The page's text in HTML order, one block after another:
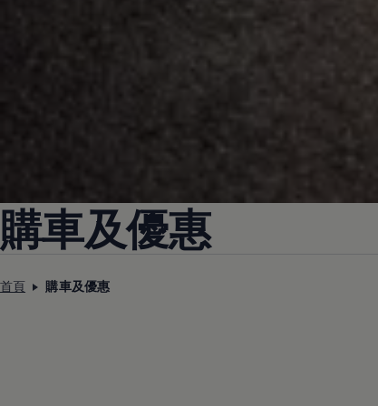
購車及優惠
首頁 購車及優惠